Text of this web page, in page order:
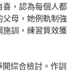
喜，認為每個人都
母，她例軌制強
施訓，練習質效獲
開綜合檢討。作訓